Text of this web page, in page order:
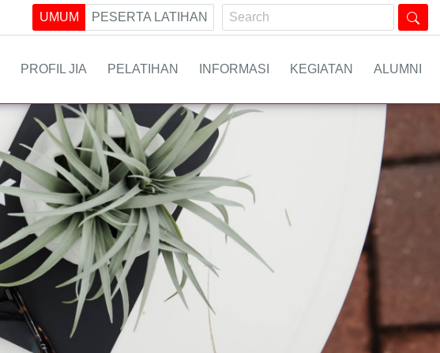
UMUM PESERTA LATIHAN
PROFIL JIA PELATIHAN INFORMASI KEGIATAN ALUMNI